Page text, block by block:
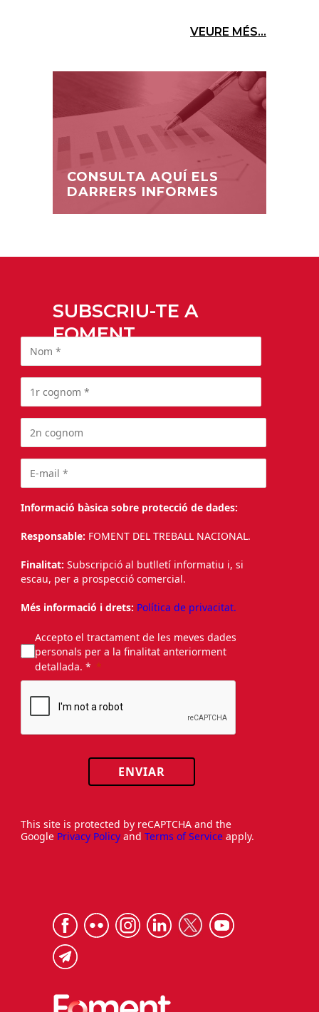
VEURE MÉS...
CONSULTA AQUÍ ELS
DARRERS INFORMES
SUBSCRIU-TE A
FOMENT
Informació bàsica sobre protecció de dades:
Responsable: FOMENT DEL TREBALL NACIONAL.
Finalitat: Subscripció al butlletí informatiu i, si
escau, per a prospecció comercial.
Més informació i drets: Política de privacitat.
Accepto el tractament de les meves dades
personals per a la finalitat anteriorment
detallada. *
ENVIAR
This site is protected by reCAPTCHA and the
Google Privacy Policy and Terms of Service apply.